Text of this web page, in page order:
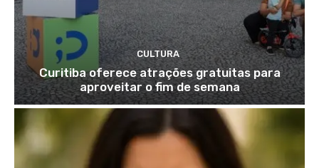
CULTURA
Curitiba oferece atrações gratuitas para
aproveitar o fim de semana